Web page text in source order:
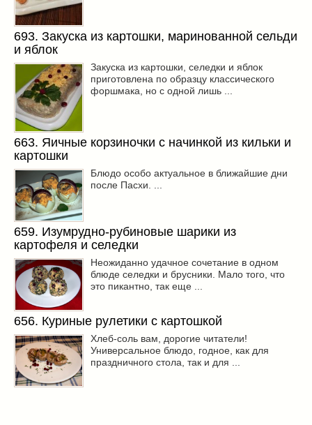
693. Закуска из картошки, маринованной сельди
и яблок
Закуска из картошки, селедки и яблок
приготовлена по образцу классического
форшмака, но с одной лишь ...
663. Яичные корзиночки с начинкой из кильки и
картошки
Блюдо особо актуальное в ближайшие дни
после Пасхи. ...
659. Изумрудно-рубиновые шарики из
картофеля и селедки
Неожиданно удачное сочетание в одном
блюде селедки и брусники. Мало того, что
это пикантно, так еще ...
656. Куриные рулетики с картошкой
Хлеб-соль вам, дорогие читатели!
Универсальное блюдо, годное, как для
праздничного стола, так и для ...